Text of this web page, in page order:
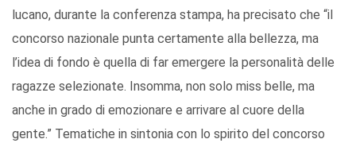
lucano, durante la conferenza stampa, ha precisato che “il
concorso nazionale punta certamente alla bellezza, ma
l’idea di fondo è quella di far emergere la personalità delle
ragazze selezionate. Insomma, non solo miss belle, ma
anche in grado di emozionare e arrivare al cuore della
gente.” Tematiche in sintonia con lo spirito del concorso